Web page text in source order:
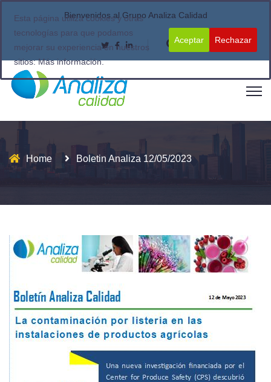
Bienvenidos al Grupo Analiza Calidad
Home Boletin Analiza 12/05/2023
Esta página utiliza cookies y otras
tecnologías para que podamos
mejorar su experiencia en nuestros
sitios:Más información.
Aceptar Rechazar